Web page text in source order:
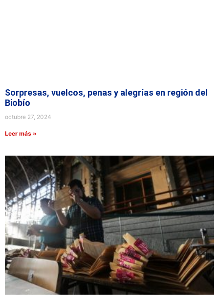
Sorpresas, vuelcos, penas y alegrías en región del
Biobío
octubre 27, 2024
Leer más »